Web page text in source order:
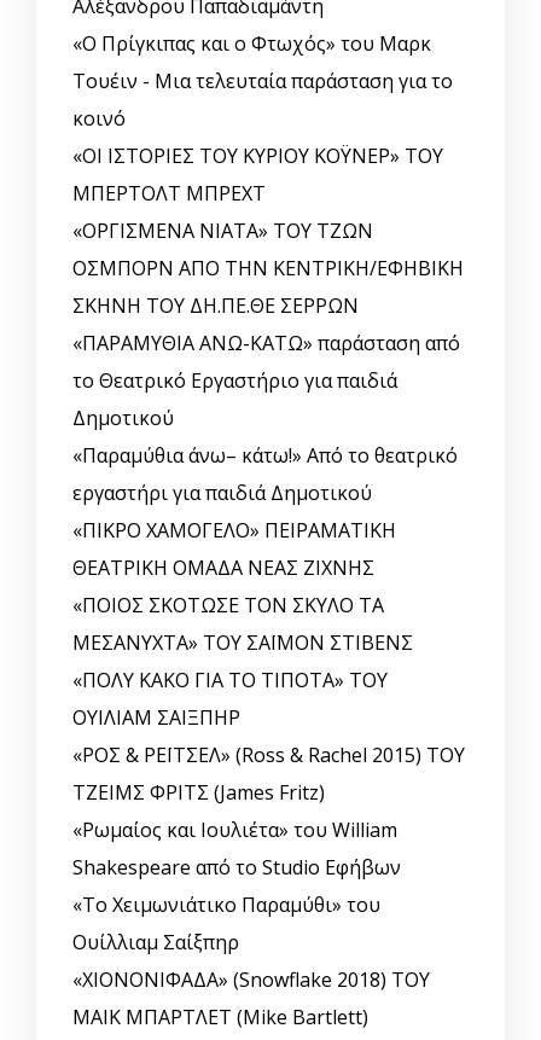
Αλέξανδρου Παπαδιαμάντη
«Ο Πρίγκιπας και ο Φτωχός» του Μαρκ
Τουέιν - Μια τελευταία παράσταση για το
κοινό
«ΟΙ ΙΣΤΟΡΙΕΣ ΤΟΥ ΚΥΡΙΟΥ ΚΟΫΝΕΡ» ΤΟΥ
ΜΠΕΡΤΟΛΤ ΜΠΡΕΧΤ
«ΟΡΓΙΣΜΕΝΑ ΝΙΑΤΑ» ΤΟΥ ΤΖΩΝ
ΟΣΜΠΟΡΝ ΑΠΟ ΤΗΝ ΚΕΝΤΡΙΚΗ/ΕΦΗΒΙΚΗ
ΣΚΗΝΗ ΤΟΥ ΔΗ.ΠΕ.ΘΕ ΣΕΡΡΩΝ
«ΠΑΡΑΜΥΘΙΑ ΑΝΩ-ΚΑΤΩ» παράσταση από
το Θεατρικό Εργαστήριο για παιδιά
Δημοτικού
«Παραμύθια άνω– κάτω!» Από το θεατρικό
εργαστήρι για παιδιά Δημοτικού
«ΠΙΚΡΟ ΧΑΜΟΓΕΛΟ» ΠΕΙΡΑΜΑΤΙΚΗ
ΘΕΑΤΡΙΚΗ ΟΜΑΔΑ ΝΕΑΣ ΖΙΧΝΗΣ
«ΠΟΙΟΣ ΣΚΟΤΩΣΕ ΤΟΝ ΣΚΥΛΟ ΤΑ
ΜΕΣΑΝΥΧΤΑ» ΤΟΥ ΣΑΪΜΟΝ ΣΤΙΒΕΝΣ
«ΠΟΛΥ ΚΑΚΟ ΓΙΑ ΤΟ ΤΙΠΟΤΑ» ΤΟΥ
ΟΥΙΛΙΑΜ ΣΑΙΞΠΗΡ
«ΡΟΣ & ΡΕΪΤΣΕΛ» (Ross & Rachel 2015) ΤΟΥ
ΤΖΕΙΜΣ ΦΡΙΤΣ (James Fritz)
«Ρωμαίος και Ιουλιέτα» του William
Shakespeare από το Studio Εφήβων
«Το Χειμωνιάτικο Παραμύθι» του
Ουίλλιαμ Σαίξπηρ
«ΧΙΟΝΟΝΙΦΑΔΑ» (Snowflake 2018) ΤΟΥ
ΜΑΙΚ ΜΠΑΡΤΛΕΤ (Mike Bartlett)